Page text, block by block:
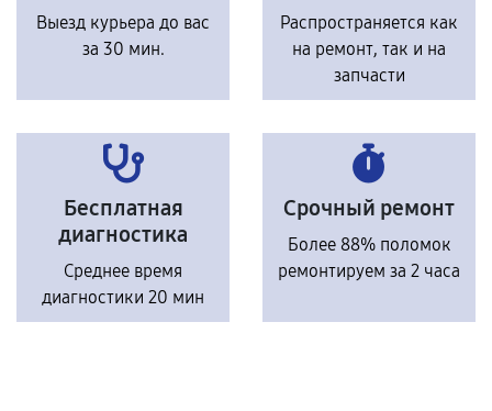
Выезд курьера до вас
за 30 мин.
Распространяется как
на ремонт, так и на
запчасти
Бесплатная
диагностика
Среднее время
диагностики 20 мин
Срочный ремонт
Более 88% поломок
ремонтируем за 2 часа